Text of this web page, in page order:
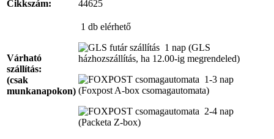
Cikkszám: 44625
Várható
szállítás:
(csak
munkanapokon)
1 db elérhető
1 nap (GLS
házhozszállítás, ha 12.00-ig megrendeled)
1-3 nap
(Foxpost A-box csomagautomata)
2-4 nap
(Packeta Z-box)